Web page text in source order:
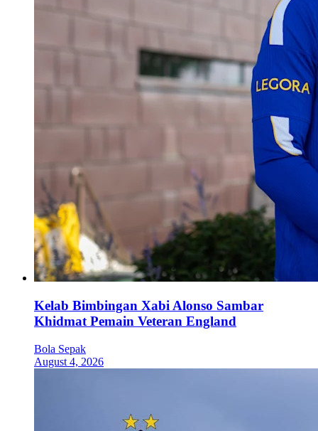
Kelab Bimbingan Xabi Alonso Sambar
Khidmat Pemain Veteran England
Bola Sepak
August 4, 2026